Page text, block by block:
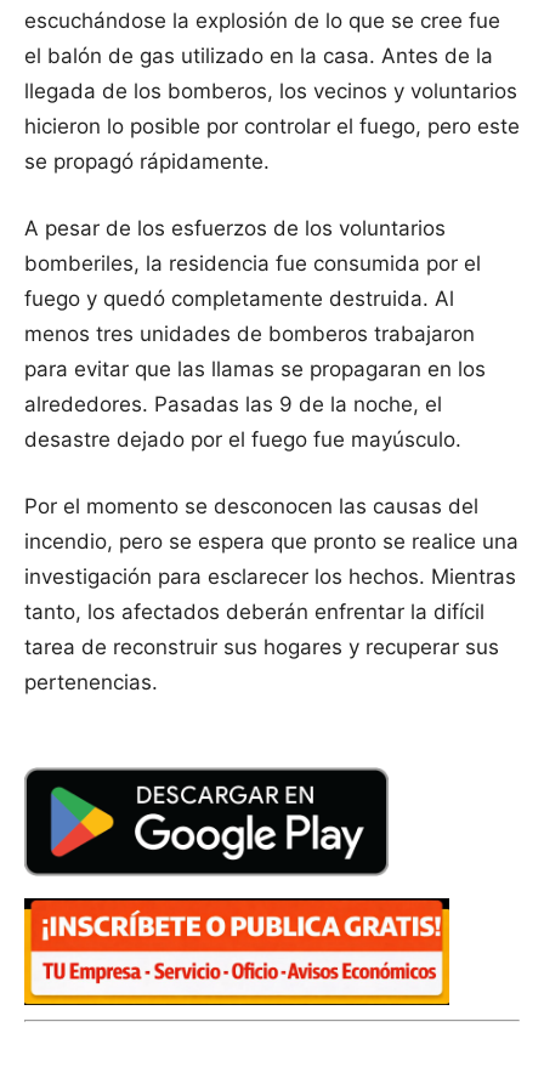
escuchándose la explosión de lo que se cree fue
el balón de gas utilizado en la casa. Antes de la
llegada de los bomberos, los vecinos y voluntarios
hicieron lo posible por controlar el fuego, pero este
se propagó rápidamente.
A pesar de los esfuerzos de los voluntarios
bomberiles, la residencia fue consumida por el
fuego y quedó completamente destruida. Al
menos tres unidades de bomberos trabajaron
para evitar que las llamas se propagaran en los
alrededores. Pasadas las 9 de la noche, el
desastre dejado por el fuego fue mayúsculo.
Por el momento se desconocen las causas del
incendio, pero se espera que pronto se realice una
investigación para esclarecer los hechos. Mientras
tanto, los afectados deberán enfrentar la difícil
tarea de reconstruir sus hogares y recuperar sus
pertenencias.